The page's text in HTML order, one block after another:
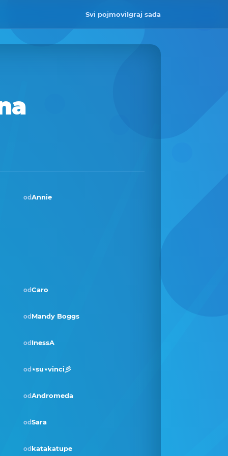
Svi pojmoviIgraj sada
odAnnie
odCaro
Pobjednik · sij 2024
od Mandy Boggs
od InessA
od ⋆su⋆vinci彡
Pobjednik · tra 2022
odAndromeda
odSara
od katakatupe